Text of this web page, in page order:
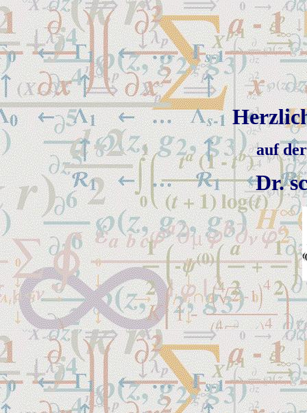
auf
Dr.